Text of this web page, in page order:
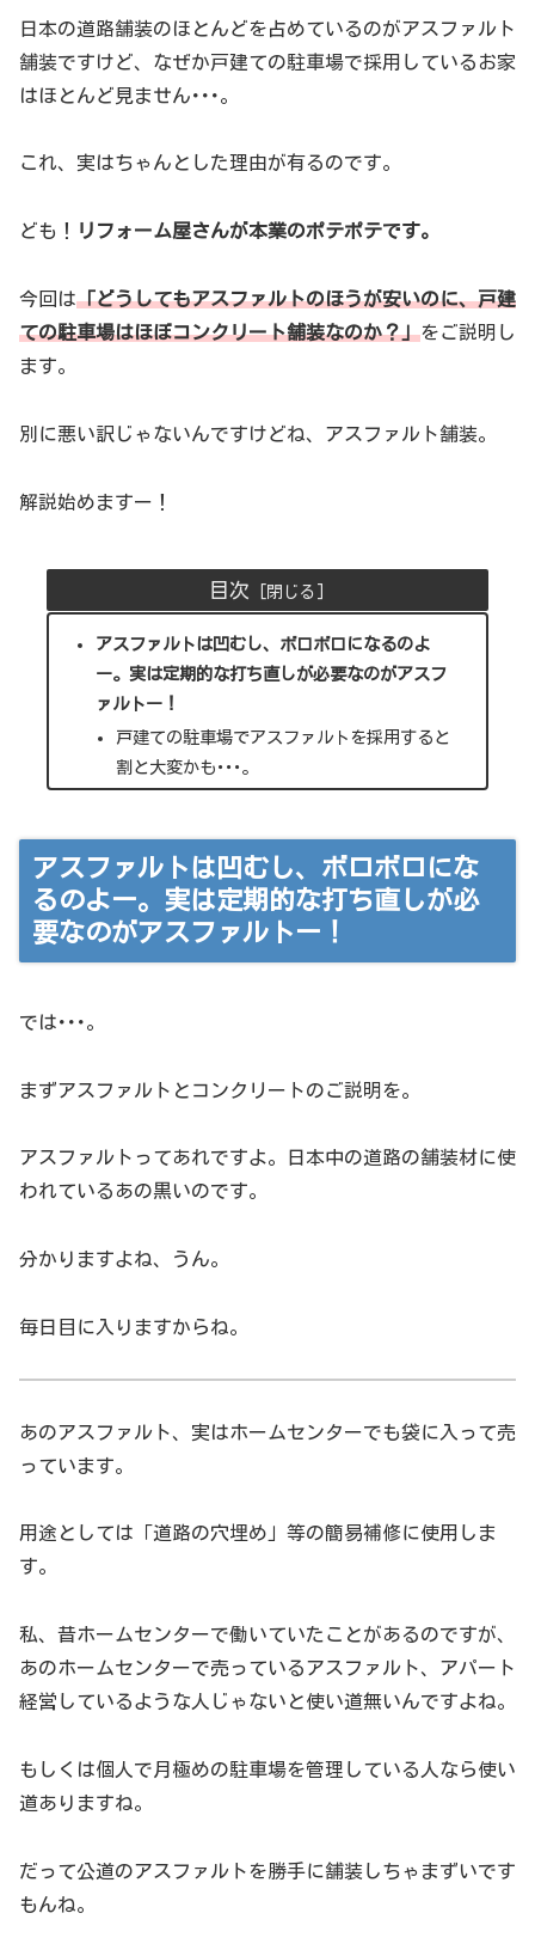
日本の道路舗装のほとんどを占めているのがアスファルト
舗装ですけど、なぜか戸建ての駐車場で採用しているお家
はほとんど見ません･･･。
これ、実はちゃんとした理由が有るのです。
ども！ リフォーム屋さんが本業のポテポテです。
今回は「どうしてもアスファルトのほうが安いのに、戸建
ての駐車場はほぼコンクリート舗装なのか？」をご説明し
ます。
別に悪い訳じゃないんですけどね、アスファルト舗装。
解説始めますー！
目次
アスファルトは凹むし、ボロボロになるのよ
ー。実は定期的な打ち直しが必要なのがアスフ
ァルトー！
戸建ての駐車場でアスファルトを採用すると
割と大変かも･･･。
アスファルトは凹むし、ボロボロにな
るのよー。実は定期的な打ち直しが必
要なのがアスファルトー！
では･･･。
まずアスファルトとコンクリートのご説明を。
アスファルトってあれですよ。日本中の道路の舗装材に使
われているあの黒いのです。
分かりますよね、うん。
毎日目に入りますからね。
あのアスファルト、実はホームセンターでも袋に入って売
っています。
用途としては「道路の穴埋め」等の簡易補修に使用しま
す。
私、昔ホームセンターで働いていたことがあるのですが、
あのホームセンターで売っているアスファルト、アパート
経営しているような人じゃないと使い道無いんですよね。
もしくは個人で月極めの駐車場を管理している人なら使い
道ありますね。
だって公道のアスファルトを勝手に舗装しちゃまずいです
もんね。